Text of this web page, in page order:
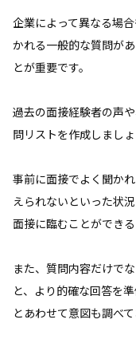
企業によって異なる場
かれる一般的な質問が
とが重要です。
過去の面接経験者の声
問リストを作成しましょ
事前に面接でよく聞か
えられないといった状
面接に臨むことができる
また、質問内容だけで
と、より的確な回答を
とあわせて意図も調べ